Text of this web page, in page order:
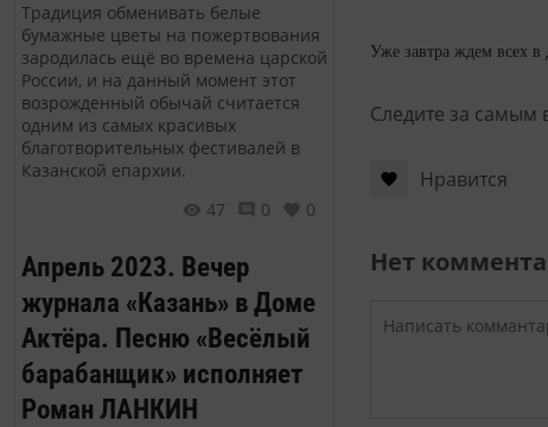
Традиция обменивать белые
бумажные цветы на пожертвования
зародилась ещё во времена царской
России, и на данный момент этот
возрожденный обычай считается
одним из самых красивых
благотворительных фестивалей в
Казанской епархии.
47
0 0
Апрель 2023. Вечер
журнала «Казань» в Доме
Актёра. Песню «Весёлый
барабанщик» исполняет
Роман ЛАНКИН
Уже завтра ждем всех в
Следите за
Нравится
Нет